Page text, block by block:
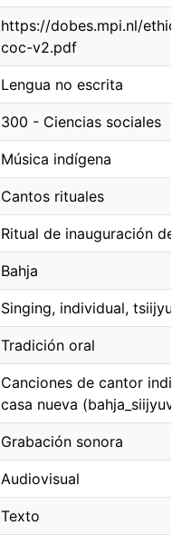
https://dobes.mpi.nl/
coc-v2.pdf
Lengua no escrita
300 - Ciencias sociales
Música indígena
Cantos rituales
Ritual de inauguración de
Bahja
Singing, individual,
Tradición oral
Canciones de cantor
casa nueva
Grabación sonora
Audiovisual
Texto